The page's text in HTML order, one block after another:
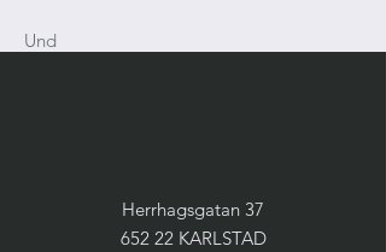
Und
Herrhagsgatan 37
652 22 KARLSTAD